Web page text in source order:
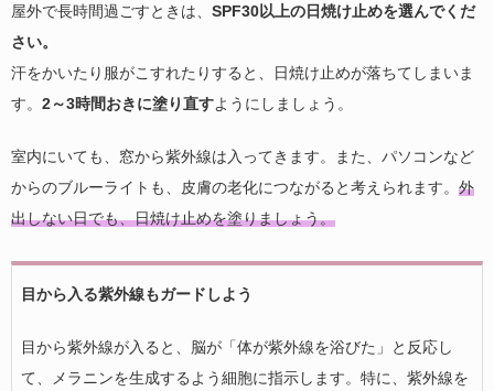
屋外で長時間過ごすときは、 SPF30以上の日焼け止めを選んでくだ
さい。
汗をかいたり服がこすれたりすると、日焼け止めが落ちてしまいま
す。 2～3時間おきに塗り直すようにしましょう。
室内にいても、窓から紫外線は入ってきます。また、パソコンなど
からのブルーライトも、皮膚の老化につながると考えられます。 外
出しない日でも、日焼け止めを塗りましょう。
目から入る紫外線もガードしよう
目から紫外線が入ると、脳が「体が紫外線を浴びた」と反応し
て、メラニンを生成するよう細胞に指示します。特に、紫外線を